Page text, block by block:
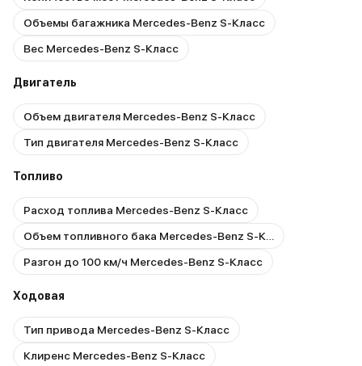
Объемы багажника Mercedes-Benz S-Класс
Вес Mercedes-Benz S-Класс
Двигатель
Объем двигателя Mercedes-Benz S-Класс
Тип двигателя Mercedes-Benz S-Класс
Топливо
Расход топлива Mercedes-Benz S-Класс
Разгон до 100 км/ч Mercedes-Benz S-Класс
Ходовая
Тип привода Mercedes-Benz S-Класс
Клиренс Mercedes-Benz S-Класс